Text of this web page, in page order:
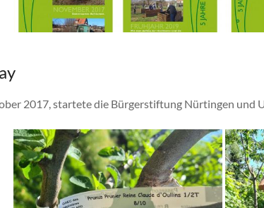
2017, startete die Bürgerstiftung Nürtingen und